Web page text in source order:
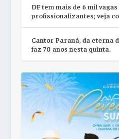
DF tem mais de 6 mil
profissionalizantes; veja
Cantor Paraná, da eterna
faz 70 anos nesta quinta.